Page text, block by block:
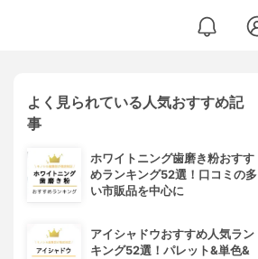
よく見られている人気おすすめ記
事
ホワイトニング歯磨き粉おすす
めランキング52選！口コミの多
い市販品を中心に
アイシャドウおすすめ人気ラン
キング52選！パレット&単色&